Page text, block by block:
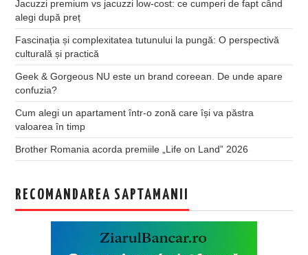
Jacuzzi premium vs jacuzzi low-cost: ce cumperi de fapt când
alegi după preț
Fascinația și complexitatea tutunului la pungă: O perspectivă
culturală și practică
Geek & Gorgeous NU este un brand coreean. De unde apare
confuzia?
Cum alegi un apartament într-o zonă care își va păstra
valoarea în timp
Brother Romania acorda premiile „Life on Land” 2026
RECOMANDAREA SAPTAMANII